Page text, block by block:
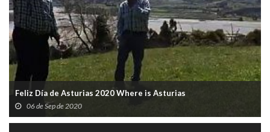
Feliz Día de Asturias 2020 Where is Asturias
06 de Sep de 2020